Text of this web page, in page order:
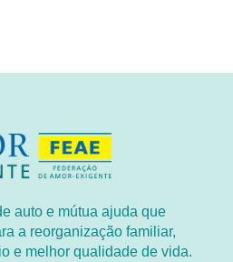
auto e mútua ajuda que
a reorganização familiar,
e melhor qualidade de vida.